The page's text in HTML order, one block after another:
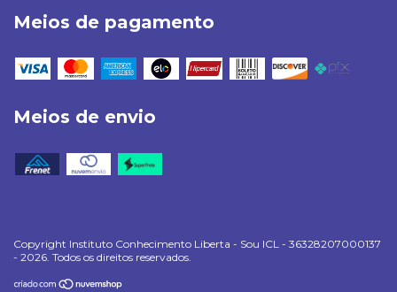
Meios de pagamento
Meios de envio
Copyright Instituto Conhecimento Liberta - Sou ICL - 36328207000137
- 2026. Todos os direitos reservados.